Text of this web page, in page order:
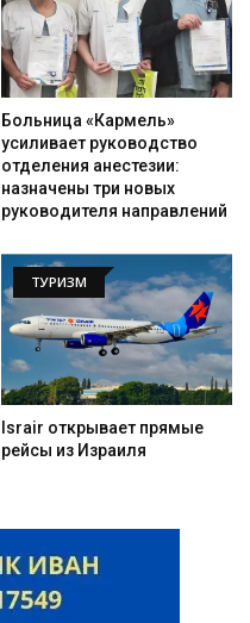
Больница «Кармель»
усиливает руководство
отделения анестезии:
назначены три новых
руководителя направлений
ТУРИЗМ
Israir открывает прямые
рейсы из Израиля